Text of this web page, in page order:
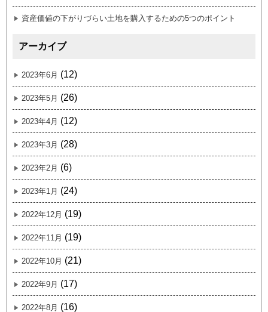
資産価値の下がりづらい土地を購入するための5つのポイント
アーカイブ
2023年6月 (12)
2023年5月 (26)
2023年4月 (12)
2023年3月 (28)
2023年2月 (6)
2023年1月 (24)
2022年12月 (19)
2022年11月 (19)
2022年10月 (21)
2022年9月 (17)
2022年8月 (16)